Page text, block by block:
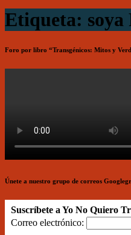
Etiqueta: soya
Foro por libro “Transgénicos: Mitos y
Únete a nuestro grupo de correos
Suscríbete a Yo No Quiero
Correo electrónico: